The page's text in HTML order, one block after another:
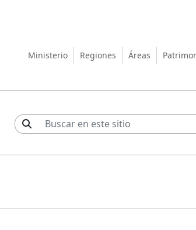
de las Culturas, las
Ministerio Regiones Áreas